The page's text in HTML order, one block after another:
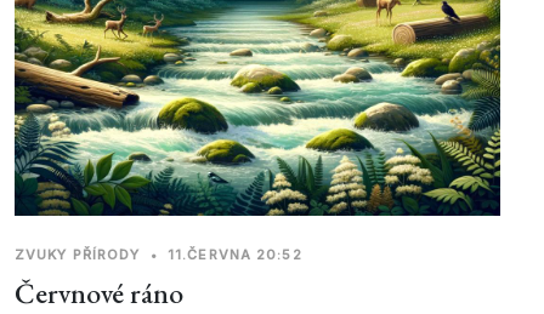
ZVUKY PŘÍRODY • 11.ČERVNA 20:52
Červnové ráno